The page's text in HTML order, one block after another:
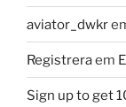
aviator_dwkr
Registreraem
Sign up to get